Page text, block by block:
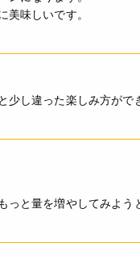
味しいです。
し違った楽しみ方がで
と量を増やしてみよう